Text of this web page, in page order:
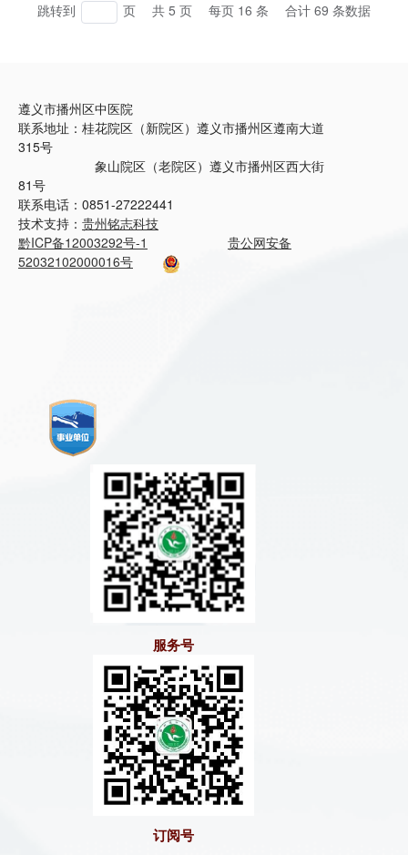
跳转到
页 共 5 页 每页 16 条 合计 69 条数据
遵义市播州区中医院
联系地址：桂花院区（新院区）遵义市播州区遵南大道
315号
象山院区（老院区）遵义市播州区西大街
81号
联系电话：0851-27222441
技术支持： 贵州铭志科技
黔ICP备12003292号-1
贵公网安备
52032102000016号
服务号
订阅号